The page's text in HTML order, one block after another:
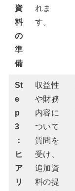
資
料
の
準
備
れま
す。
St
e
p
3
：
ヒ
ア
リ
収益性
や財務
内容に
ついて
質問を
受け、
追加資
料の提